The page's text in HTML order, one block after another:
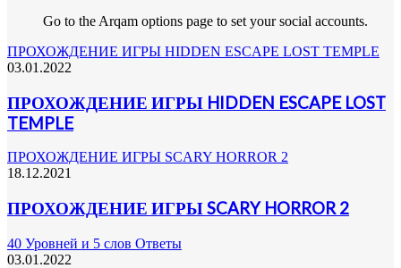
Go to the Arqam options page to set your social accounts.
ПРОХОЖДЕНИЕ ИГРЫ HIDDEN ESCAPE LOST TEMPLE
03.01.2022
ПРОХОЖДЕНИЕ ИГРЫ HIDDEN ESCAPE LOST
TEMPLE
ПРОХОЖДЕНИЕ ИГРЫ SCARY HORROR 2
18.12.2021
ПРОХОЖДЕНИЕ ИГРЫ SCARY HORROR 2
40 Уровней и 5 слов Ответы
03.01.2022